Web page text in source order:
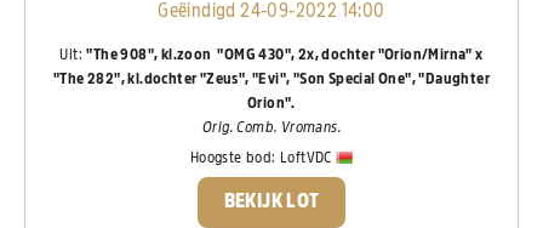
Geëindigd 24-09-2022 14:00
Uit:"The 908", kl.zoon "OMG 430", 2x, dochter "Orion/Mirna" x
"The 282", kl.dochter "Zeus", "Evi", "Son Special One", "Daughter
Orion".
Orig. Comb. Vromans.
Hoogste bod: LoftVDC
BEKIJK LOT